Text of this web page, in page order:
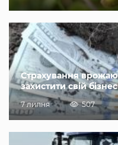
Страхування
захистити свій бізнес
7 липня 507